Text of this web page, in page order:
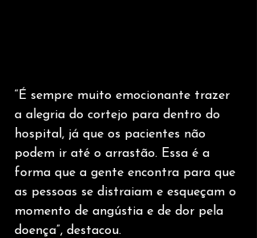
“É sempre muito emocionante trazer
a alegria do cortejo para dentro do
hospital, já que os pacientes não
podem ir até o arrastão. Essa é a
forma que a gente encontra para que
as pessoas se distraiam e esqueçam o
momento de angústia e de dor pela
doença”, destacou.